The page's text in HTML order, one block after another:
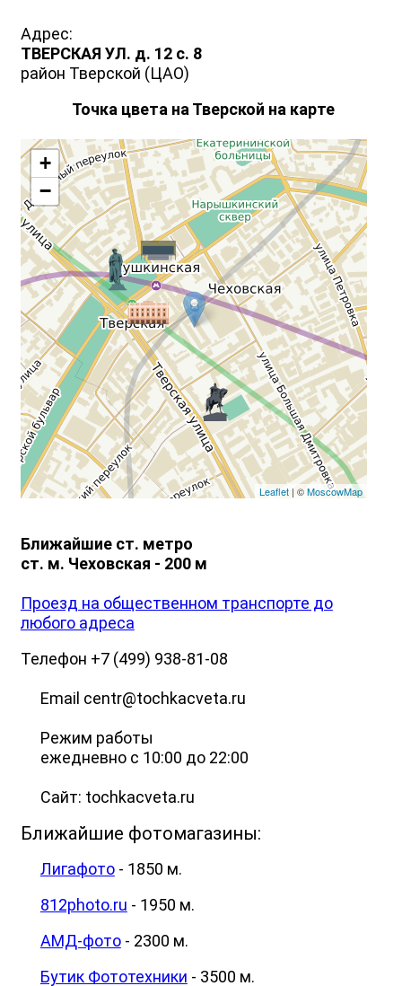
Адрес:
ТВЕРСКАЯ УЛ. д. 12 с. 8
район Тверской (ЦАО)
Точка цвета на Тверской на карте
+
−
Leaflet| ©MoscowMap
Ближайшие ст. метро
ст. м. Чеховская - 200 м
Проезд на общественном транспорте до
любого адреса
Телефон +7 (499) 938-81-08
Email centr@tochkacveta.ru
Режим работы
ежедневно с 10:00 до 22:00
Сайт: tochkacveta.ru
Ближайшие фотомагазины:
Лигафото- 1850 м.
812photo.ru - 1950 м.
АМД-фото- 2300 м.
Бутик Фототехники - 3500 м.